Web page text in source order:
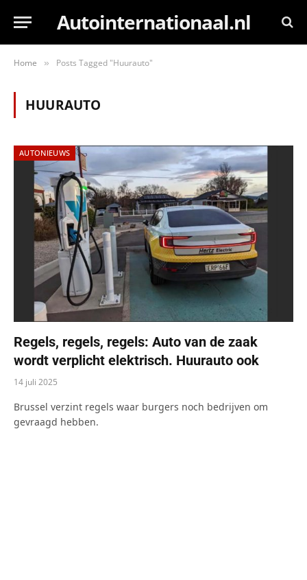
Autointernationaal.nl
Home » Posts Tagged "Huurauto"
HUURAUTO
AUTONIEUWS
Regels, regels, regels: Auto van de zaak
wordt verplicht elektrisch. Huurauto ook
14 juli 2025
Brussel verzint regels waar burgers noch bedrijven om
gevraagd hebben.